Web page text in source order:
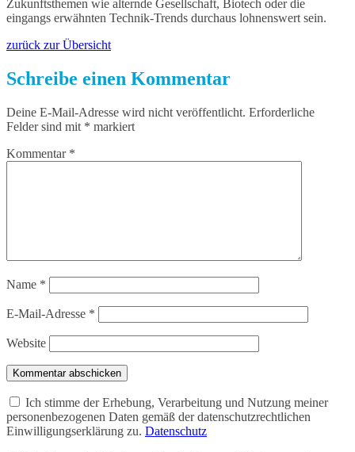
Zukunftsthemen wie alternde Gesellschaft, Biotech oder die
eingangs erwähnten Technik-Trends durchaus lohnenswert sein.
zurück zur Übersicht
Schreibe einen Kommentar
Deine E-Mail-Adresse wird nicht veröffentlicht. Erforderliche
Felder sind mit * markiert
Kommentar *
Name *
E-Mail-Adresse *
Website
Kommentar abschicken
Ich stimme der Erhebung, Verarbeitung und Nutzung meiner
personenbezogenen Daten gemäß der datenschutzrechtlichen
Einwilligungserklärung zu. Datenschutz